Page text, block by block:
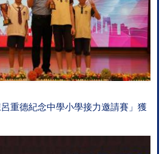
重德紀念中學小學接力邀請賽」獲